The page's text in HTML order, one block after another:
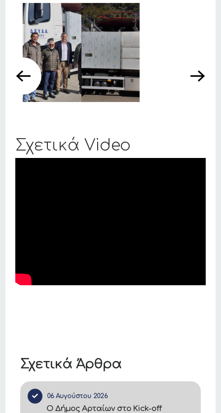
Σχετικά Άρθρα
06 Αυγούστου 2026
Ο Δήμος Αρταίων στο Kick-off
Σχετικά Video